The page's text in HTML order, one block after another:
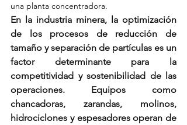
una planta concentradora.
En la industria minera, la optimización
de los procesos de reducción de
tamaño y separación de partículas es un
factor determinante para la
competitividad y sostenibilidad de las
operaciones. Equipos como
chancadoras, zarandas, molinos,
hidrociclones y espesadores operan de